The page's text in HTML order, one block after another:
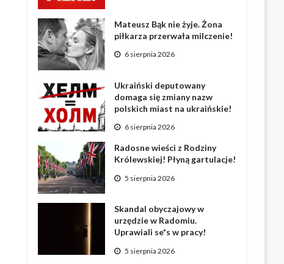
Mateusz Bąk nie żyje. Żona
piłkarza przerwała milczenie!
6 sierpnia 2026
Ukraiński deputowany
domaga się zmiany nazw
polskich miast na ukraińskie!
6 sierpnia 2026
Radosne wieści z Rodziny
Królewskiej! Płyną gartulacje!
5 sierpnia 2026
Skandal obyczajowy w
urzędzie w Radomiu.
Uprawiali se*s w pracy!
5 sierpnia 2026